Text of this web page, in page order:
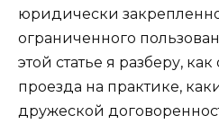
юридически
ограниченного
этой статье я разберу,
проезда на практике,
дружеской